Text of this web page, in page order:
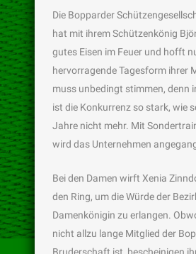
Die Bopparder
hat mit ihrem Schützenkönig
gutes Eisen im Feuer und hofft
hervorragende Tagesform ihrer
muss unbedingt stimmen, denn
ist die Konkurrenz so stark, wie
Jahre nicht mehr. Mit
wird das Unternehmen
Bei den Damen wirft Xenia
den Ring, um die Würde der
Damenkönigin zu erlangen.
nicht allzu lange Mitglied der